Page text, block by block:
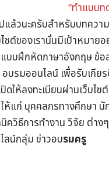
“ทำแบบท
ล้วนะครับสำหรับบทควา
ซต์ของเรานั่นมีเป้าหมาย
แบบฝึกหัดภาษาอังกฤษข้อ
อบรมออนไลน์ เพื่อรับเกีย
ดให้ลงทะเบียนผ่านเว็บ
ห้แก่ บุคคลกรทางศึกษา
ควิธีการทำงาน วิจัย ต่า
ลน์กลุ่มข่าวอบรมครู